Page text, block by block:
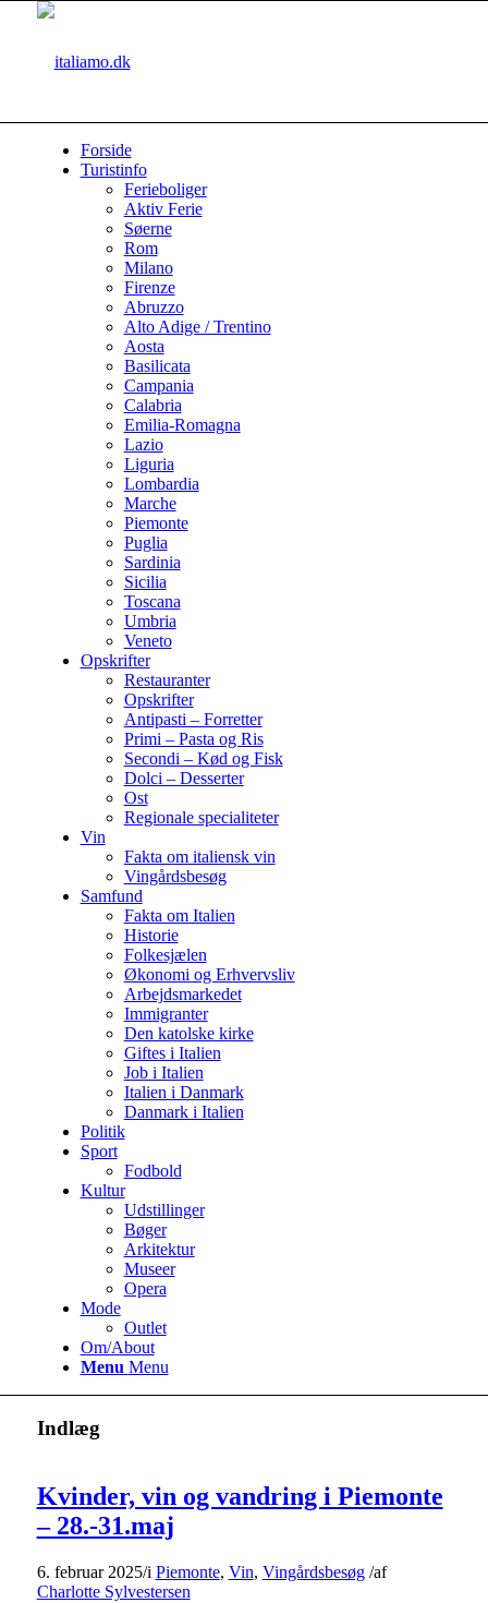
Forside
Turistinfo
Ferieboliger
Aktiv Ferie
Søerne
Rom
Milano
Firenze
Abruzzo
Alto Adige / Trentino
Aosta
Basilicata
Campania
Calabria
Emilia-Romagna
Lazio
Liguria
Lombardia
Marche
Piemonte
Puglia
Sardinia
Sicilia
Toscana
Umbria
Veneto
Opskrifter
Restauranter
Opskrifter
Antipasti – Forretter
Primi – Pasta og Ris
Secondi – Kød og Fisk
Dolci – Desserter
Ost
Regionale specialiteter
Vin
Fakta om italiensk vin
Vingårdsbesøg
Samfund
Fakta om Italien
Historie
Folkesjælen
Økonomi og Erhvervsliv
Arbejdsmarkedet
Immigranter
Den katolske kirke
Giftes i Italien
Job i Italien
Italien i Danmark
Danmark i Italien
Politik
Sport
Fodbold
Kultur
Udstillinger
Bøger
Arkitektur
Museer
Opera
Mode
Outlet
Om/About
Menu Menu
Indlæg
Kvinder, vin og vandring i Piemonte
– 28.-31.maj
6. februar 2025/i Piemonte, Vin, Vingårdsbesøg /af
Charlotte Sylvestersen